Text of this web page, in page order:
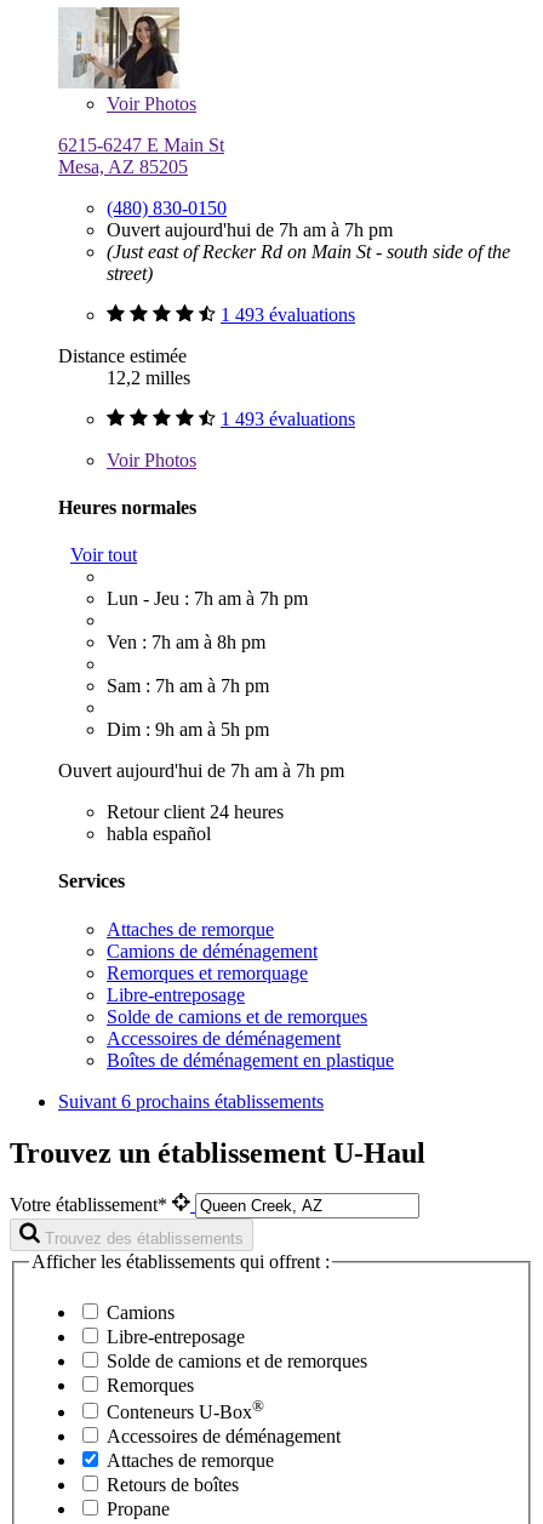
VoirPhotos
6215-6247 E Main St
Mesa, AZ 85205
(480) 830-0150
Ouvert aujourd'hui de 7h am à 7h pm
(Just east of Recker Rd on Main St - south side of the
street)
1 493 évaluations
Distance estimée
12,2 milles
1 493 évaluations
VoirPhotos
Heures normales
Voir tout
Lun - Jeu : 7h am à 7h pm
Ven : 7h am à 8h pm
Sam : 7h am à 7h pm
Dim : 9h am à 5h pm
Ouvert aujourd'hui de 7h am à 7h pm
Retour client 24 heures
habla español
Services
Attaches de remorque
Camions de déménagement
Remorques et remorquage
Libre-entreposage
Solde de camions et de remorques
Accessoires de déménagement
Boîtes de déménagement en plastique
Suivant 6 prochains établissements
Trouvez un établissement U-Haul
Votre établissement*
Trouvez des établissements
Afficher les établissements qui offrent :
Camions
Libre-entreposage
Solde de camions et de remorques
Remorques
Conteneurs U-Box®
Accessoires de déménagement
Attaches de remorque
Retours de boîtes
Propane